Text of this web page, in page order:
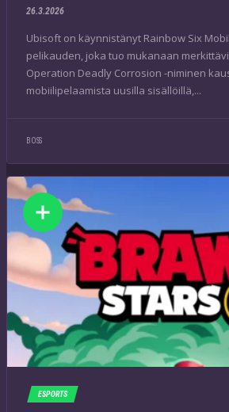
26.3.2026
Ubisoft on käynnistänyt Rainbow Six
pelikauden, joka tuo mukanaan
Operation Deadly Corrosion -niminen
mobiilipelaamista uusilla sisällöillä,...
BOSS
ESPORTS